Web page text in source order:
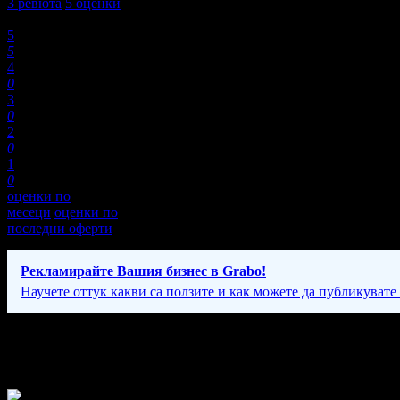
3 ревюта 5 оценки
5
5
4
0
3
0
2
0
1
0
оценки по
месеци оценки по
последни оферти
Рекламирайте Вашия бизнес в Grabo!
Научете оттук какви са ползите и как можете да публикувате